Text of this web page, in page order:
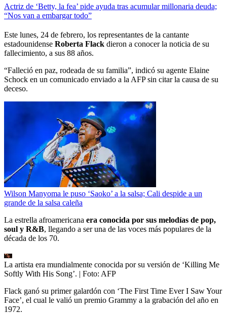
Actriz de ‘Betty, la fea’ pide ayuda tras acumular millonaria deuda;
“Nos van a embargar todo”
Este lunes, 24 de febrero, los representantes de la cantante
estadounidense Roberta Flack dieron a conocer la noticia de su
fallecimiento, a sus 88 años.
“Falleció en paz, rodeada de su familia”, indicó su agente Elaine
Schock en un comunicado enviado a la AFP sin citar la causa de su
deceso.
Wilson Manyoma le puso ‘Saoko’ a la salsa; Cali despide a un
grande de la salsa caleña
La estrella afroamericana era conocida por sus melodías de pop,
soul y R&B, llegando a ser una de las voces más populares de la
década de los 70.
La artista era mundialmente conocida por su versión de ‘Killing Me
Softly With His Song’. | Foto: AFP
Flack ganó su primer galardón con ‘The First Time Ever I Saw Your
Face’, el cual le valió un premio Grammy a la grabación del año en
1972.